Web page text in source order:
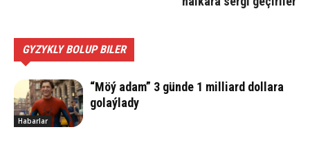
GYZYKLY BOLUP BILER
Habarlar
“Möý adam” 3 günde 1 milliard dollara
golaýlady